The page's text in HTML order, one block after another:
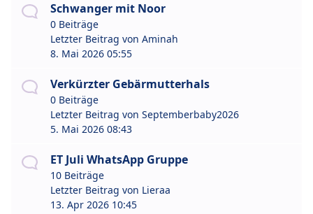
Schwanger mit Noor
0 Beiträge
Letzter Beitrag von Aminah
8. Mai 2026 05:55
Verkürzter Gebärmutterhals
0 Beiträge
Letzter Beitrag von Septemberbaby2026
5. Mai 2026 08:43
ET Juli WhatsApp Gruppe
10 Beiträge
Letzter Beitrag von Lieraa
13. Apr 2026 10:45